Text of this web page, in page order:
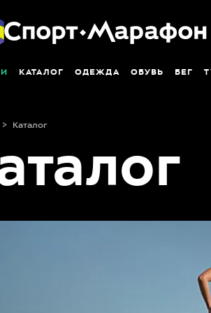
КАТАЛОГ ОДЕЖДА ОБУВЬ БЕГ
Каталог